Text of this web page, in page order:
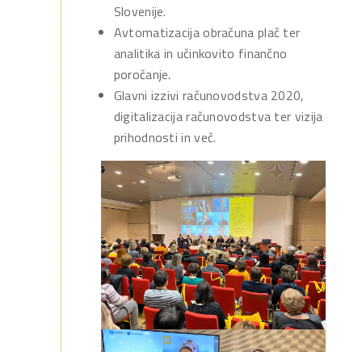
Slovenije.
Avtomatizacija obračuna plač ter
analitika in učinkovito finančno
poročanje.
Glavni izzivi računovodstva 2020,
digitalizacija računovodstva ter vizija
prihodnosti in več.